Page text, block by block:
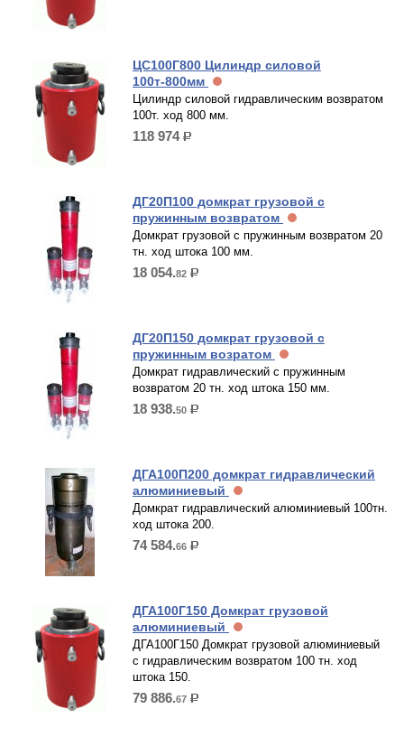
ЦС100Г800 Цилиндр силовой
100т-800мм
Цилиндр силовой гидравлическим возвратом
100т. ход 800 мм.
118 974р.
ДГ20П100 домкрат грузовой с
пружинным возвратом
Домкрат грузовой с пружинным возвратом 20
тн. ход штока 100 мм.
18 054.82 р.
ДГ20П150 домкрат грузовой с
пружинным возратом
Домкрат гидравлический с пружинным
возвратом 20 тн. ход штока 150 мм.
18 938.50 р.
ДГА100П200 домкрат гидравлический
алюминиевый
Домкрат гидравлический алюминиевый 100тн.
ход штока 200.
74 584.66 р.
ДГА100Г150 Домкрат грузовой
алюминиевый
ДГА100Г150 Домкрат грузовой алюминиевый
с гидравлическим возвратом 100 тн. ход
штока 150.
79 886.67 р.